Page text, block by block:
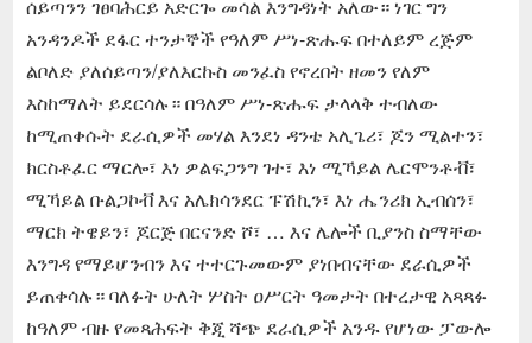
ሰይጣንን ገፀባሕርይ አድርጐ መሳል እንግዳነት አለው። ነገር ግን
አንዳንዶች ደፋር ተንታኞች የዓለም ሥነ-ጽሑፍ በተለይም ረጅም
ልቦለድ ያለሰይጣን/ያለእርኩስ መንፈስ የኖረበት ዘመን የለም
እስከማለት ይደርሳሉ። በዓለም ሥነ-ጽሑፍ ታላላቅ ተብለው
ከሚጠቀሱት ደራሲዎች መሃል እንደነ ዳንቴ አሊጌሪ፣ ጆን ሚልተን፣
ክርስቶፈር ማርሎ፣ እነ ዎልፍጋንግ ገተ፣ እነ ሚኻይል ሌርሞንቶቭ፣
ሚኻይል ቡልጋኮቭ እና አሌክሳንደር ፑሽኪን፣ እነ ሔንሪክ ኢብሰን፣
ማርክ ትዌይን፣ ጆርጅ በርናንድ ሾ፣ … እና ሌሎች ቢያንስ ስማቸው
እንግዳ የማይሆንብን እና ተተርጉመውም ያነበብናቸው ደራሲዎች
ይጠቀሳሉ። ባለፉት ሁለት ሦስት ዐሥርት ዓመታት በተረታዊ አጻጻፉ
ከዓለም ብዙ የመጻሕፍት ቅጂ ሻጭ ደራሲዎች አንዱ የሆነው ፓውሎ